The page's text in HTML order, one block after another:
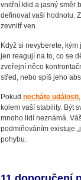
vnitřní klid a jasný směr
definovat vaši hodnotu.
zevnitř ven.
Když si nevyberete, kým
jen reagují na to, co se
zveřejní něco
střed, nebo spíš jeho
Pokud necháte události
kolem vaší stability. Být
mnoho lidí neznámá.
podmiňováním existuje
pohybu.